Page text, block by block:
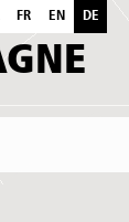
FR EN DE